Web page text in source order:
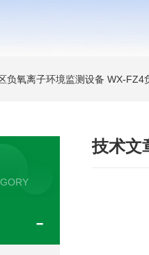
负氧离子环境监测设备 WX-FZ4
技术文